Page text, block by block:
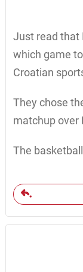
Just read that
which game
Croatian
They chose
matchup over
The